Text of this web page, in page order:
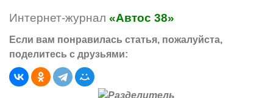
Интернет-журнал «Автос 38»
Если вам понравилась статья, пожалуйста,
поделитесь с друзьями: